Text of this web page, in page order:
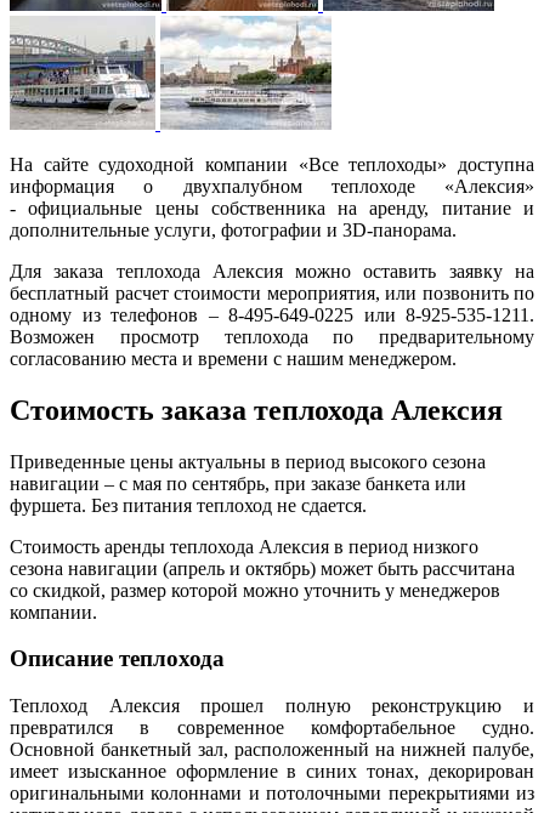
На сайте судоходной компании «Все теплоходы» доступна
информация о двухпалубном теплоходе «Алексия»
- официальные цены собственника на аренду, питание и
дополнительные услуги, фотографии и 3D-панорама.
Для заказа теплохода Алексия можно оставить заявку на
бесплатный расчет стоимости мероприятия, или позвонить по
одному из телефонов – 8-495-649-0225 или 8-925-535-1211.
Возможен просмотр теплохода по предварительному
согласованию места и времени с нашим менеджером.
Стоимость заказа теплохода Алексия
Приведенные цены актуальны в период высокого сезона
навигации – с мая по сентябрь, при заказе банкета или
фуршета. Без питания теплоход не сдается.
Стоимость аренды теплохода Алексия в период низкого
сезона навигации (апрель и октябрь) может быть рассчитана
со скидкой, размер которой можно уточнить у менеджеров
компании.
Описание теплохода
Теплоход Алексия прошел полную реконструкцию и
превратился в современное комфортабельное судно.
Основной банкетный зал, расположенный на нижней палубе,
имеет изысканное оформление в синих тонах, декорирован
оригинальными колоннами и потолочными перекрытиями из